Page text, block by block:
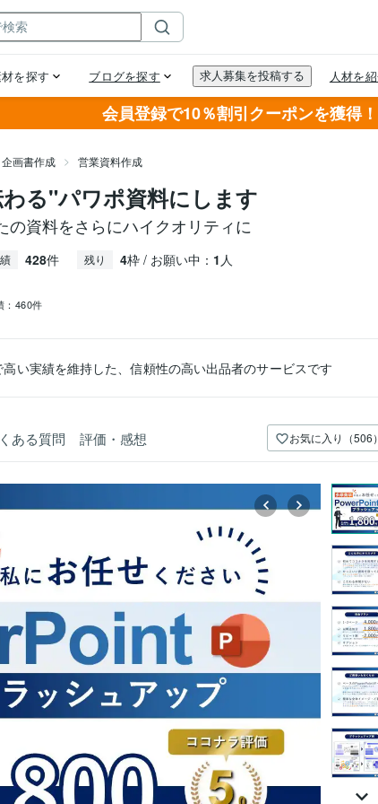
会員登録で10％割引クーポンを獲得！
画書作成 営業資料作成
る"パワポ資料にします
資料をさらにハイクオリティに
428件 残り 4枠 / お願い中： 1 人
460件
い実績を維持した、信頼性の高い出品者のサービスです
ある質問 評価・感想 お気に入り（506）